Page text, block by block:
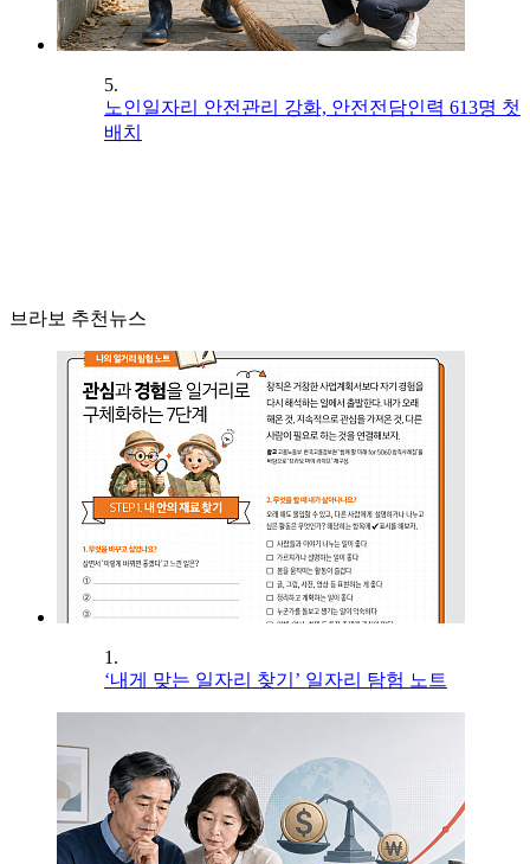
5.
노인일자리 안전관리 강화, 안전전담인력 613명 첫
배치
브라보 추천뉴스
1.
‘내게 맞는 일자리 찾기’ 일자리 탐험 노트